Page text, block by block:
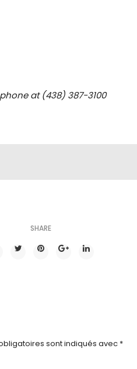
at (438) 387-3100
SHARE
sont indiqués avec *